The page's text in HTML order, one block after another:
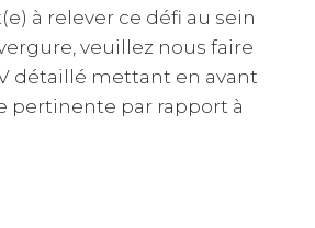
à relever ce défi au sein
veuillez nous faire
détaillé mettant en avant
pertinente par rapport à